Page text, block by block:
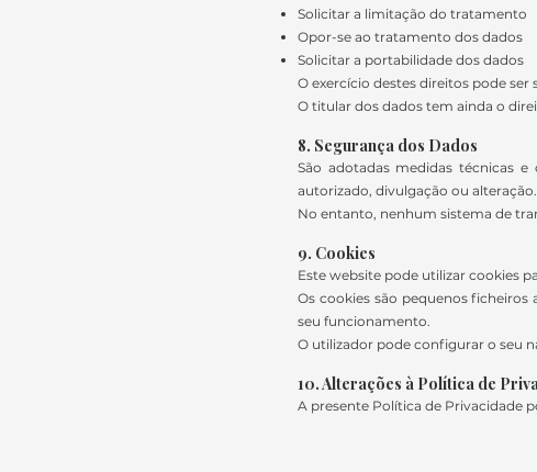
Solicitar a limitação do tratamento
Opor-se ao tratamento dos dados
Solicitar a portabilidade dos dados
O exercício destes direitos pode
O titular dos dados tem ainda o
8. Segurança dos Dados
São adotadas medidas técnicas
autorizado, divulgação ou alteração.
No entanto, nenhum sistema de
9. Cookies
Este website pode utilizar cookies
Os cookies são pequenos
seu funcionamento.
O utilizador pode configurar o seu
10. Alterações à Política de
A presente Política de Privacidade